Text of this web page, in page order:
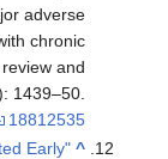
adverse
chronic
and
1439–50.
18812535
^
Early